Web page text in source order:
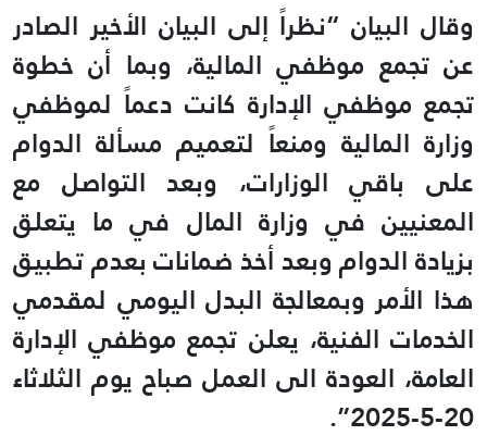
وقال البيان “نظراً إلى البيان الأخير الصادر
عن تجمع موظفي المالية، وبما أن خطوة
تجمع موظفي الإدارة كانت دعماً لموظفي
وزارة المالية ومنعاً لتعميم مسألة الدوام
على باقي الوزارات، وبعد التواصل مع
المعنيين في وزارة المال في ما يتعلق
بزيادة الدوام وبعد أخذ ضمانات بعدم تطبيق
هذا الأمر وبمعالجة البدل اليومي لمقدمي
الخدمات الفنية، يعلن تجمع موظفي الإدارة
العامة، العودة الى العمل صباح يوم الثلاثاء
20-5-2025”.